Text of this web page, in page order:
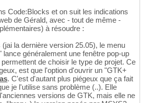
Code:Blocks et on suit les indications
de Gérald, avec - tout de même -
à résoudre :
la dernière version 25.05), le menu
lance généralement une fenêtre pop-up
de choisir le type de projet. Ce
est que l'option d'ouvrir un "GTK+
. C'est d'autant plus piégeux que ça fait
je l'utilise sans problème (..). Elle
versions de GTK, mais elle ne